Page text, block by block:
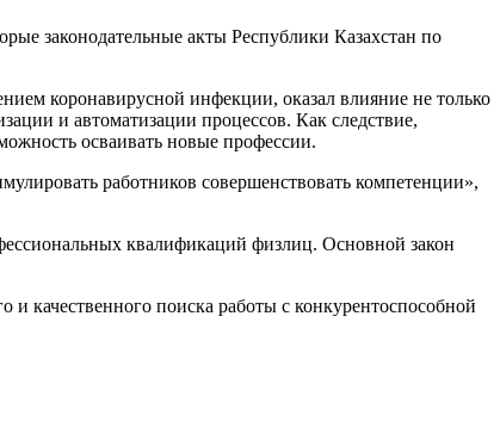
законодательные акты Республики Казахстан по
коронавирусной инфекции, оказал влияние не только
и автоматизации процессов. Как следствие,
осваивать новые профессии.
работников совершенствовать компетенции»,
квалификаций физлиц. Основной закон
качественного поиска работы с конкурентоспособной